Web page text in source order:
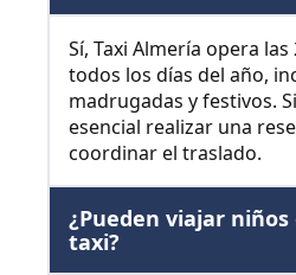
Sí, Taxi Almería opera
todos los días del año,
madrugadas y festivos.
esencial realizar una
coordinar el traslado.
¿Pueden viajar niños
taxi?